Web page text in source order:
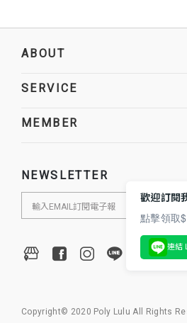
ABOUT
SERVICE
MEMBER
NEWSLETTER
Copyright© 2020 Poly Lulu All Rights
歡迎訂閱
點擊領取
連結